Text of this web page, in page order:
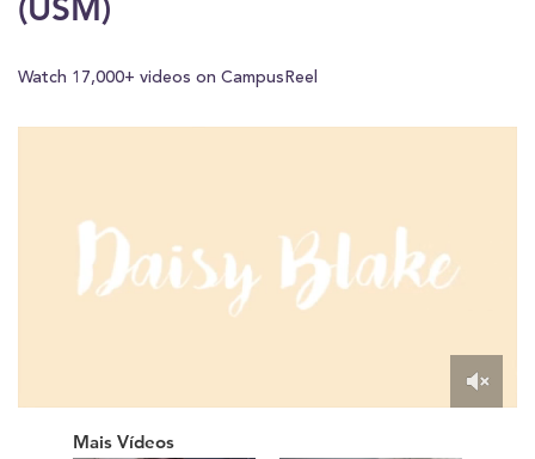
(USM)
Watch 17,000+ videos on CampusReel
Mais Vídeos